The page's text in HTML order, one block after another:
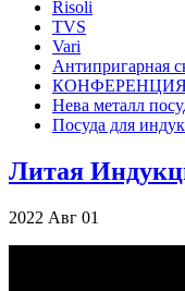
Risoli
TVS
Vari
Антипригарная
КОНФЕРЕНЦИЯ
Нева металл
Посуда для
Литая
2022 Авг 01